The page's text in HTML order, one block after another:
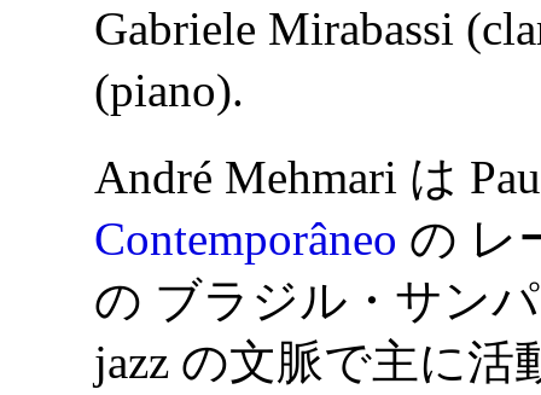
Gabriele Mirabassi
(piano).
André Mehmari は
Contemporâneo の レ
の ブラジル・サン
jazz の文脈で主に活